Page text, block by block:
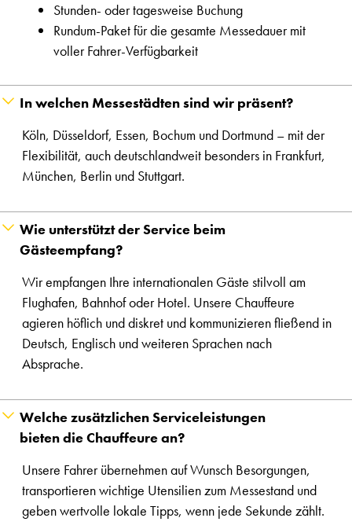
Stunden- oder tagesweise Buchung
Rundum-Paket für die gesamte Messedauer mit
voller Fahrer-Verfügbarkeit
In welchen Messestädten sind wir präsent?
Köln, Düsseldorf, Essen, Bochum und Dortmund – mit der
Flexibilität, auch deutschlandweit besonders in Frankfurt,
München, Berlin und Stuttgart.
Wie unterstützt der Service beim
Gästeempfang?
Wir empfangen Ihre internationalen Gäste stilvoll am
Flughafen, Bahnhof oder Hotel. Unsere Chauffeure
agieren höflich und diskret und kommunizieren fließend in
Deutsch, Englisch und weiteren Sprachen nach
Absprache.
Welche zusätzlichen Serviceleistungen
bieten die Chauffeure an?
Unsere Fahrer übernehmen auf Wunsch Besorgungen,
transportieren wichtige Utensilien zum Messestand und
geben wertvolle lokale Tipps, wenn jede Sekunde zählt.